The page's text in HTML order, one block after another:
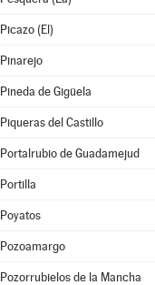
Picazo (El)
Pinarejo
Pineda de Gigüela
Piqueras del Castillo
Portalrubio de Guadamejud
Portilla
Poyatos
Pozoamargo
Pozorrubielos de la Mancha